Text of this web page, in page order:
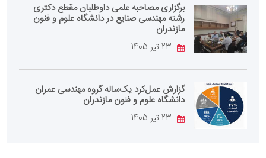
برگزاری مصاحبه علمی داوطلبان مقطع دکتری
رشته مهندسی صنایع در دانشگاه علوم و فنون
مازندران
گزارش عمل‌کرد یک‌ساله گروه مهندسی عمران
دانشگاه علوم و فنون مازندران